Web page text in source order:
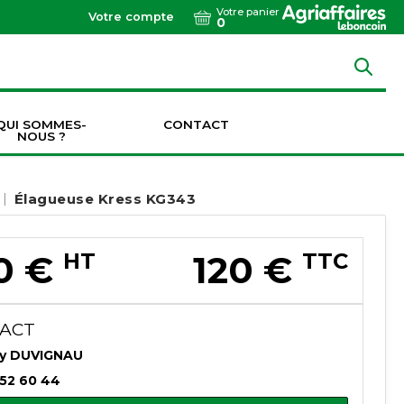
Votre compte Votre panier
0
SOMMES-
NOUS ?
CONTACT
Élagueuse Kress KG343
€ HT 120 € TTC
DUVIGNAU
60 44